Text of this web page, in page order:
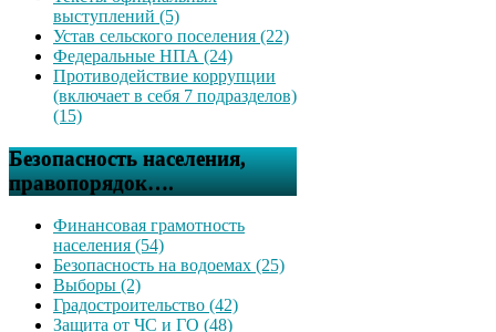
выступлений (5)
Устав сельского поселения (22)
Федеральные НПА (24)
Противодействие коррупции
(включает в себя 7 подразделов)
(15)
Безопасность населения,
правопорядок….
Финансовая грамотность
населения (54)
Безопасность на водоемах (25)
Выборы (2)
Градостроительство (42)
Защита от ЧС и ГО (48)